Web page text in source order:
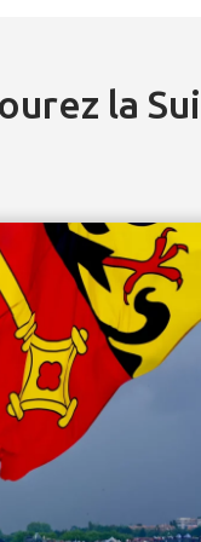
la